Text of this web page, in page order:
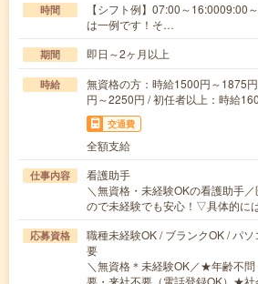
時間
【シフト例】07:00～16:0009:00
は一例です！そ…
期間 即日～2ヶ月以上
時給
無資格の方：時給1500円～1875
円～2250円 / 初任者以上：時給
交通費
全額支給
仕事内容
看護助手
＼無資格・未経験OKの看護助手
ので未経験でも安心！▽具体的
応募資格
職種未経験OK / ブランクOK / パ
要
＼無資格＊未経験OK／★年齢不
要・来社不要（電話登録OK）★